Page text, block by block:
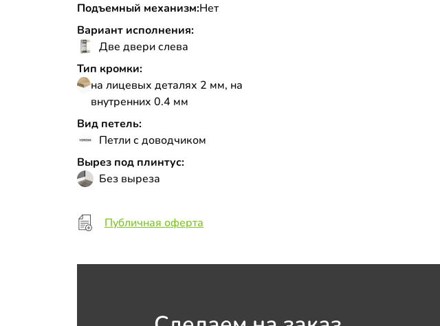
Подъемный механизм:Нет
Вариант исполнения:
Две двери слева
Тип кромки:
на лицевых деталях 2 мм, на
внутренних 0.4 мм
Вид петель:
Петли с доводчиком
Вырез под плинтус:
Без выреза
Публичная оферта